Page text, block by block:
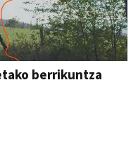
berrikuntza